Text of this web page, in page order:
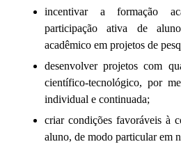
incentivar a formação
participação ativa de
acadêmico em projetos de
desenvolver projetos com
científico-tecnológico, por
individual e continuada;
criar condições favoráveis à
aluno, de modo particular em